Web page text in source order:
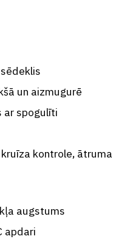
un aizmugurē
ar spogulīti
kontrole, ātruma
augstums
apdari